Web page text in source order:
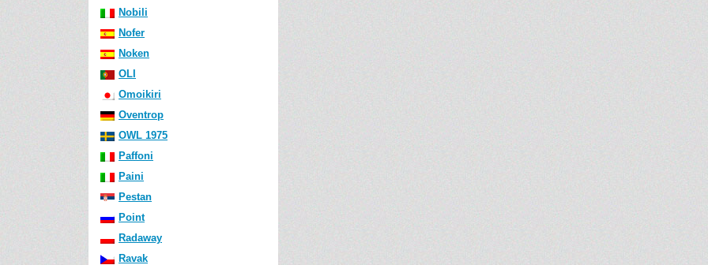
Nobili
Nofer
Noken
OLI
Omoikiri
Oventrop
OWL 1975
Paffoni
Paini
Pestan
Point
Radaway
Ravak